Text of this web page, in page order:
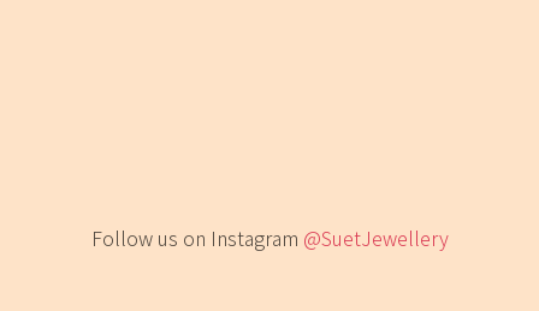
Follow us on Instagram @SuetJewellery